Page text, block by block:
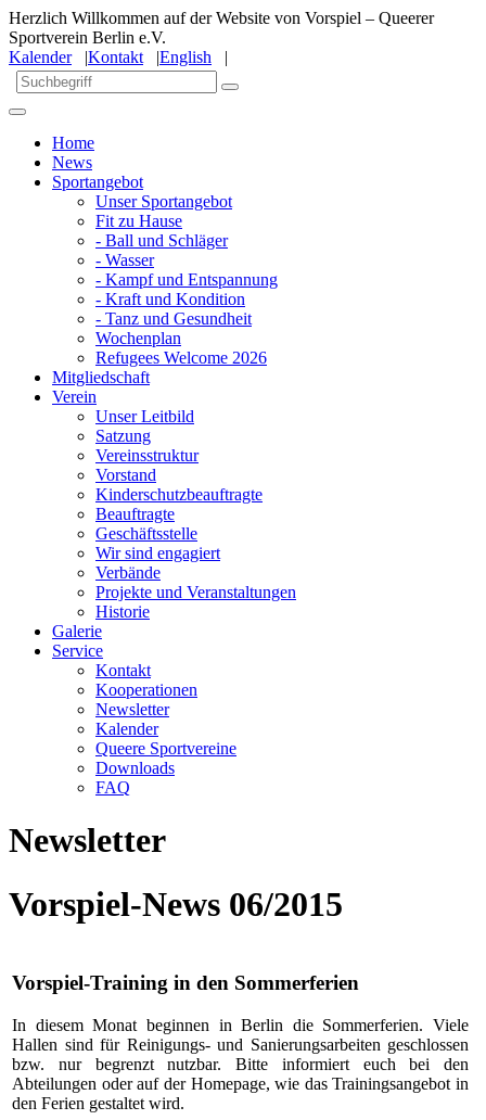
Herzlich Willkommen auf der Website von Vorspiel – Queerer
Sportverein Berlin e.V.
Kalender|Kontakt |English |
Home
News
Sportangebot
Unser Sportangebot
Fit zu Hause
- Ball und Schläger
- Wasser
- Kampf und Entspannung
- Kraft und Kondition
- Tanz und Gesundheit
Wochenplan
Refugees Welcome 2026
Mitgliedschaft
Verein
Unser Leitbild
Satzung
Vereinsstruktur
Vorstand
Kinderschutzbeauftragte
Beauftragte
Geschäftsstelle
Wir sind engagiert
Verbände
Projekte und Veranstaltungen
Historie
Galerie
Service
Kontakt
Kooperationen
Newsletter
Kalender
Queere Sportvereine
Downloads
FAQ
Newsletter
Vorspiel-News 06/2015
Vorspiel-Training in den Sommerferien
In diesem Monat beginnen in Berlin die Sommerferien. Viele
Hallen sind für Reinigungs- und Sanierungsarbeiten geschlossen
bzw. nur begrenzt nutzbar. Bitte informiert euch bei den
Abteilungen oder auf der Homepage, wie das Trainingsangebot in
den Ferien gestaltet wird.